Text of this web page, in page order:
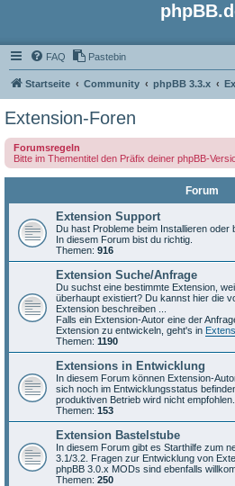
FAQ Pastebin
Startseite Community phpBB 3.3.x
Extension-Foren
Forumsregeln
Bitte im Thementitel den Präfix deiner phpBB-
Forum
Extension Support
Du hast Probleme beim Installieren
In diesem Forum bist du richtig.
Themen: 916
Extension Suche/Anfrage
Du suchst eine bestimmte Extension,
überhaupt existiert? Du kannst hier die
Extension beschreiben ...
Falls ein Extension-Autor eine der
Extension zu entwickeln, geht's in
Themen: 1190
Extensions in Entwicklung
In diesem Forum können Extension-
sich noch im Entwicklungsstatus
produktiven Betrieb wird nicht empfohlen.
Themen: 153
Extension Bastelstube
In diesem Forum gibt es Starthilfe zum
3.1/3.2. Fragen zur Entwicklung von
phpBB 3.0.x MODs sind ebenfalls
Themen: 250